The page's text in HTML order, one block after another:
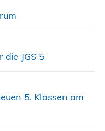
JGS 5
5. Klassen am